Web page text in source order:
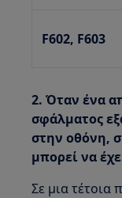
F602, F603
2. Όταν ένα
σφάλματος
στην οθόνη,
μπορεί να
Σε μια τέτοια